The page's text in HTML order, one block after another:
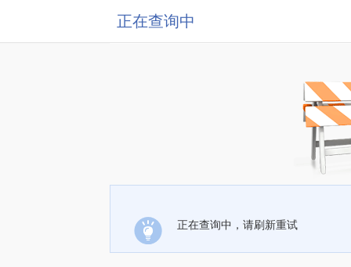
正在查询中
正在查询中，请刷新重试